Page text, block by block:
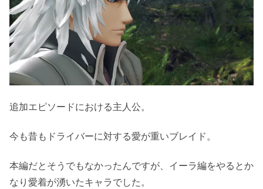
追加エピソードにおける主人公。
今も昔もドライバーに対する愛が重いブレイド。
本編だとそうでもなかったんですが、イーラ編をやるとか
なり愛着が湧いたキャラでした。